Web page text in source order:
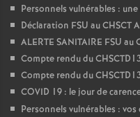
Personnels vulnérables :
Déclaration FSU au CHSCT
ALERTE SANITAIRE FSU
Compte rendu du
Compte rendu du
COVID 19 : le jour de
Personnels vulnérables :